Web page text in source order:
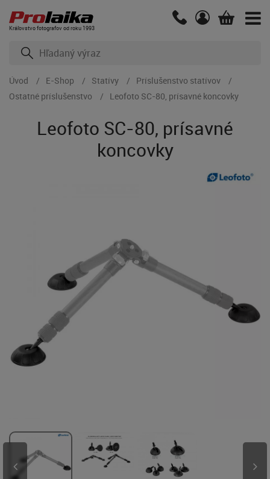
Kráľovstvo fotografov od roku 1993
Úvod E-Shop Statívy
Príslušenstvo statívov
Ostatné príslušenstvo
Leofoto SC-80, prísavné koncovky
Leofoto SC-80, prísavné
koncovky